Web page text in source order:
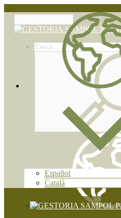
Español
Català